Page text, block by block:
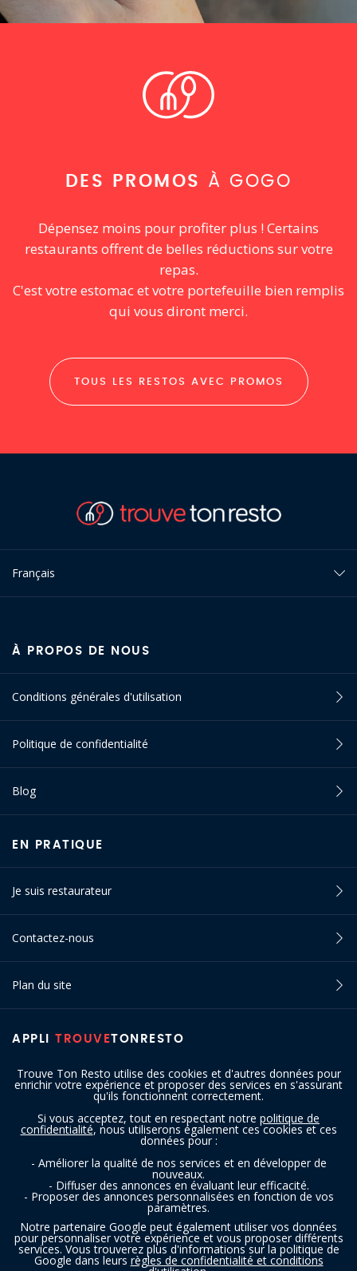
DES PROMOS À GOGO
Dépensez moins pour profiter plus ! Certains
restaurants offrent de belles réductions sur votre
repas.
C'est votre estomac et votre portefeuille bien remplis
qui vous diront merci.
TOUS LES RESTOS AVEC PROMOS
Trouve Ton Resto utilise des cookies et d'autres données pour
enrichir votre expérience et proposer des services en s'assurant
qu'ils fonctionnent correctement.
Si vous acceptez, tout en respectant notre politique de
confidentialité, nous utiliserons également ces cookies et ces
données pour :
- Améliorer la qualité de nos services et en développer de
nouveaux.
- Diffuser des annonces en évaluant leur efficacité.
- Proposer des annonces personnalisées en fonction de vos
paramètres.
Notre partenaire Google peut également utiliser vos données
pour personnaliser votre expérience et vous proposer différents
services. Vous trouverez plus d'informations sur la politique de
Google dans leurs règles de confidentialité et conditions
Français
APPLI TROUVETONRESTO
À PROPOS DE NOUS
Conditions générales d'utilisation
Politique de confidentialité
Blog
EN PRATIQUE
Je suis restaurateur
Contactez-nous
Plan du site
SUIVEZ-NOUS
Copyright © 2016 - 2026 trouvetonresto.be ‐ Tous droits réservés | JDC